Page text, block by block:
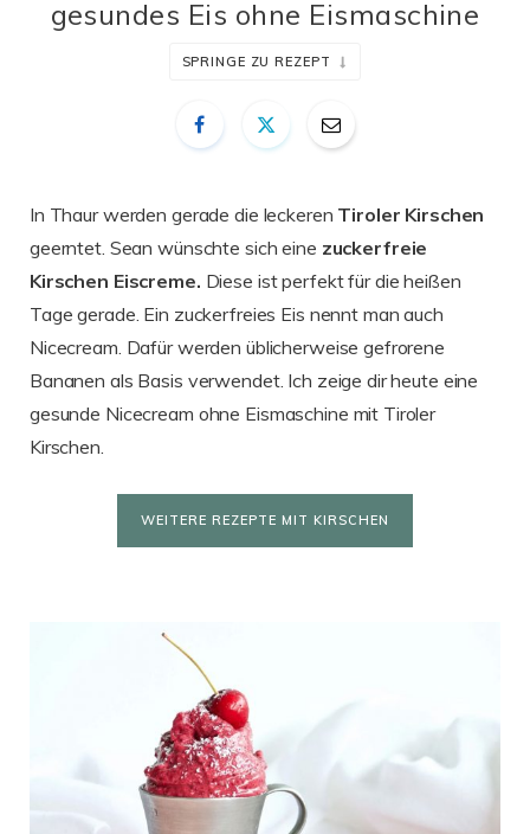
gesundes Eis ohne Eismaschine
SPRINGE ZU REZEPT
In Thaur werden gerade die leckeren Tiroler Kirschen
geerntet. Sean wünschte sich eine zuckerfreie
Kirschen Eiscreme. Diese ist perfekt für die heißen
Tage gerade. Ein zuckerfreies Eis nennt man auch
Nicecream. Dafür werden üblicherweise gefrorene
Bananen als Basis verwendet. Ich zeige dir heute eine
gesunde Nicecream ohne Eismaschine mit Tiroler
Kirschen.
WEITERE REZEPTE MIT KIRSCHEN